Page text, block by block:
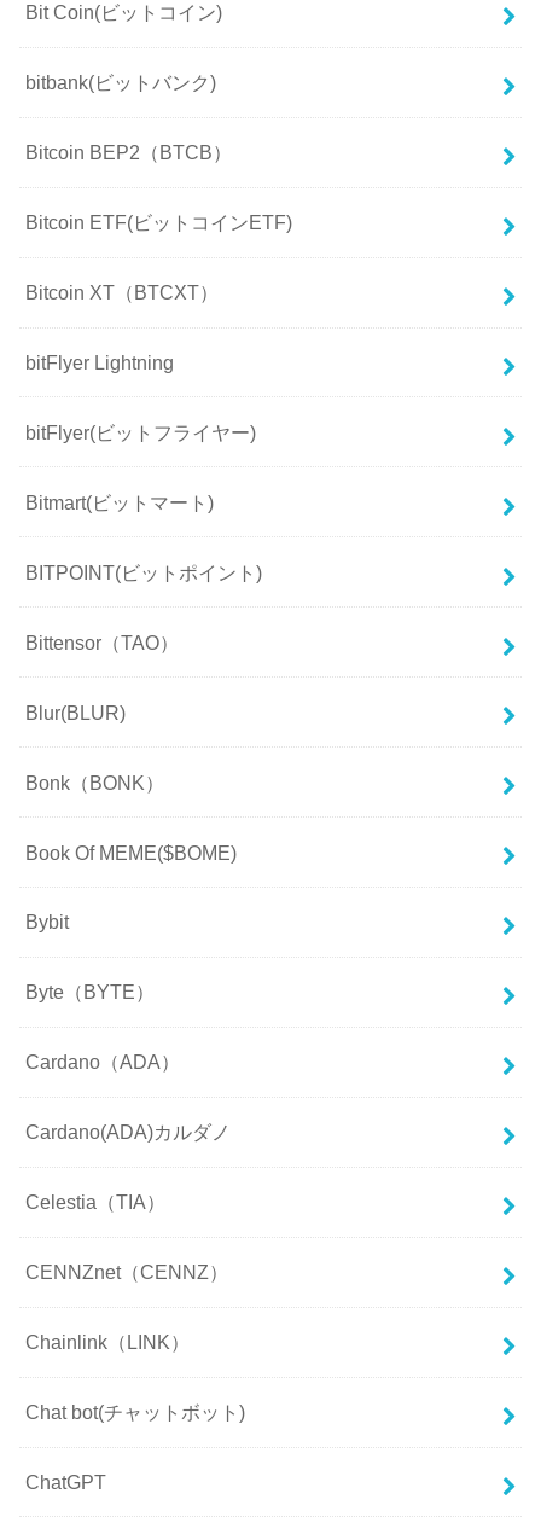
Bit Coin(ビットコイン)
bitbank(ビットバンク)
Bitcoin BEP2（BTCB）
Bitcoin ETF(ビットコインETF)
Bitcoin XT（BTCXT）
bitFlyer Lightning
bitFlyer(ビットフライヤー)
Bitmart(ビットマート)
BITPOINT(ビットポイント)
Bittensor（TAO）
Blur(BLUR)
Bonk（BONK）
Book Of MEME($BOME)
Bybit
Byte（BYTE）
Cardano（ADA）
Cardano(ADA)カルダノ
Celestia（TIA）
CENNZnet（CENNZ）
Chainlink（LINK）
Chat bot(チャットボット)
ChatGPT